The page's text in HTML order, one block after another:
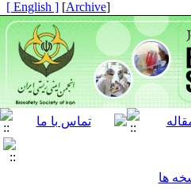
[
Archive
]
[ English ]
ها